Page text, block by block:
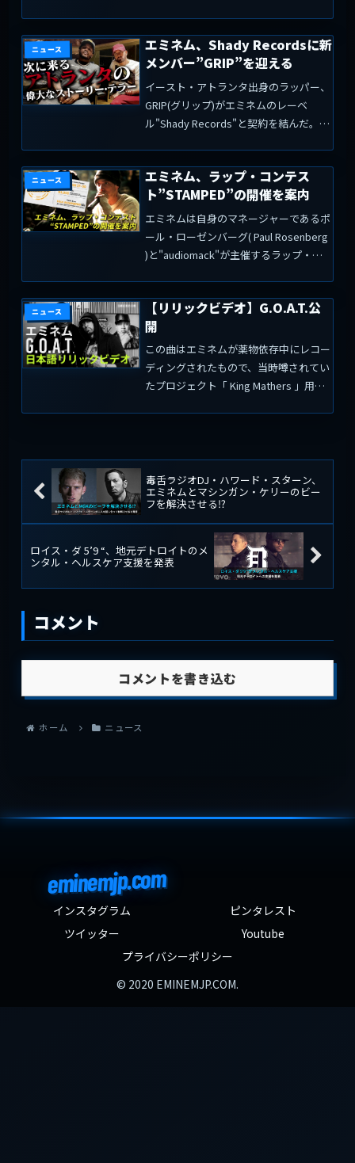
きたが、今までに...
ニュース
エミネム、Shady Recordsに新
メンバー”GRIP”を迎える
イースト・アトランタ出身のラッパー、
GRIP(グリップ)がエミネムのレーベ
ル"Shady Records"と契約を結んだ。こ
開し、契約を結んだことを示す握手の絵
文字を添...
ニュース
エミネム、ラップ・コンテス
ト”STAMPED”の開催を案内
エミネムは自身のマネージャーであるポ
ール・ローゼンバーグ( Paul Rosenberg
)と"audiomack"が主催するラップ・コ
windo...
ニュース
【リリックビデオ】G.O.A.T.公
開
この曲はエミネムが薬物依存中にレコー
ディングされたもので、当時噂されてい
たプロジェクト「 King Mathers 」用に
毒舌ラジオDJ・ハワード・スターン、
エミネムとマシンガン・ケリーのビー
フを解決させる⁉
ロイス・ダ 5’9 “、地元デトロイトのメ
ンタル・ヘルスケア支援を発表
コメント
コメントを書き込む
ホーム ニュース
eminemjp.com
インスタグラム
ピンタレスト
ツイッター
Youtube
プライバシーポリシー
© 2020 EMINEMJP.COM.